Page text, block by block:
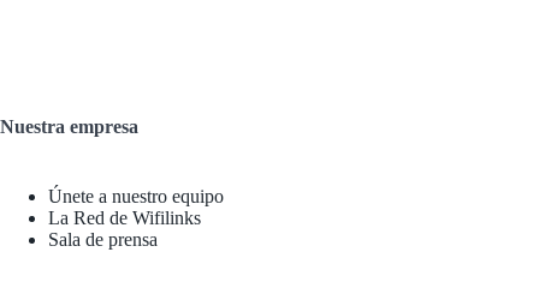
Nuestra empresa
Únete a nuestro equipo
La Red de Wifilinks
Sala de prensa